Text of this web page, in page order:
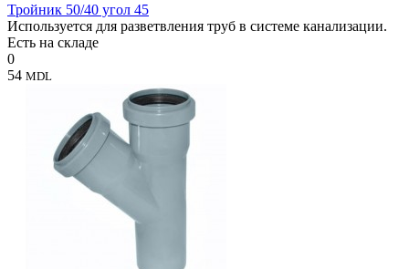
Тройник 50/40 угол 45
Используется для разветвления труб в системе канализации.
Есть на складе
0
54 MDL